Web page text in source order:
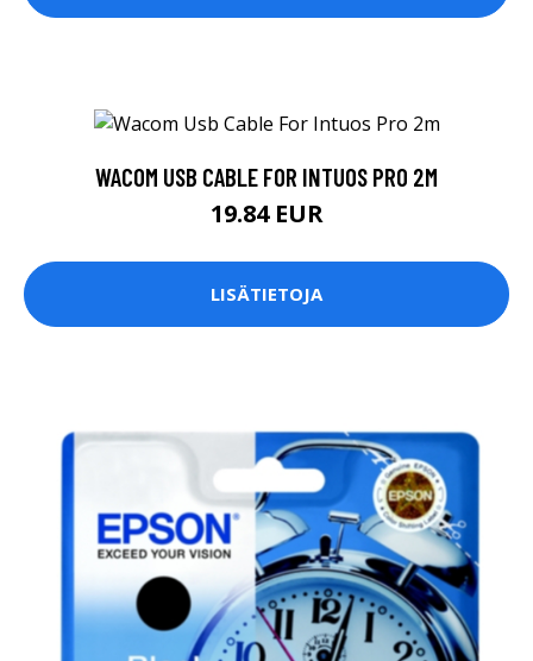
WACOM USB CABLE FOR INTUOS PRO 2M
19.84 EUR
LISÄTIETOJA